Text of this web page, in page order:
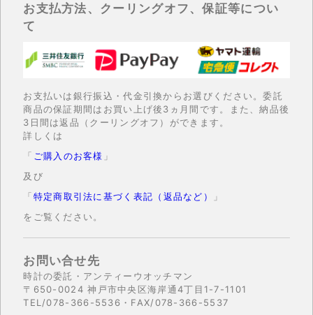
お支払方法、クーリングオフ、保証等につい
て
お支払いは銀行振込・代金引換からお選びください。委託
商品の保証期間はお買い上げ後3ヵ月間です。また、納品後
3日間は返品（クーリングオフ）ができます。
詳しくは
「 ご購入のお客様 」
及び
「特定商取引法に基づく表記（返品など）
」
をご覧ください。
お問い合せ先
時計の委託・アンティーウオッチマン
〒650-0024 神戸市中央区海岸通4丁目1-7-1101
TEL/078-366-5536・FAX/078-366-5537